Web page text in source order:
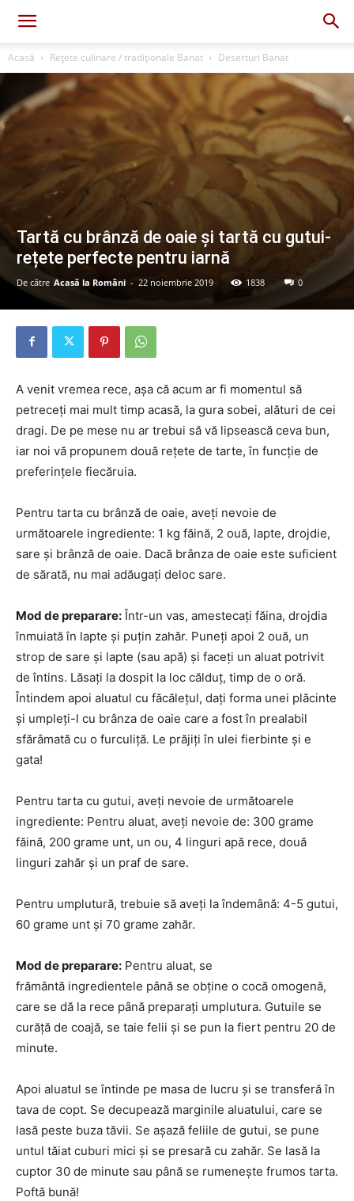
Acasă Rețete culinare / tradiționale Banat Deserturi Banat
Tartă cu brânză de oaie și tartă cu gutui-
rețete perfecte pentru iarnă
De către Acasă la Români - 22 noiembrie 2019 1838 0
A venit vremea rece, așa că acum ar fi momentul să
petreceți mai mult timp acasă, la gura sobei, alături de cei
dragi. De pe mese nu ar trebui să vă lipsească ceva bun,
iar noi vă propunem două rețete de tarte, în funcție de
preferințele fiecăruia.
Pentru tarta cu brânză de oaie, aveți nevoie de
următoarele ingrediente: 1 kg făină, 2 ouă, lapte, drojdie,
sare și brânză de oaie. Dacă brânza de oaie este suficient
de sărată, nu mai adăugați deloc sare.
Mod de preparare: Într-un vas, amestecați făina, drojdia
înmuiată în lapte și puțin zahăr. Puneți apoi 2 ouă, un
strop de sare și lapte (sau apă) și faceți un aluat potrivit
de întins. Lăsați la dospit la loc călduț, timp de o oră.
Întindem apoi aluatul cu făcălețul, dați forma unei plăcinte
și umpleți-l cu brânza de oaie care a fost în prealabil
sfărâmată cu o furculiță. Le prăjiți în ulei fierbinte și e
gata!
Pentru tarta cu gutui, aveți nevoie de următoarele
ingrediente: Pentru aluat, aveți nevoie de: 300 grame
făină, 200 grame unt, un ou, 4 linguri apă rece, două
linguri zahăr și un praf de sare.
Pentru umplutură, trebuie să aveți la îndemână: 4-5 gutui,
60 grame unt și 70 grame zahăr.
Mod de preparare: Pentru aluat, se
frământă ingredientele până se obține o cocă omogenă,
care se dă la rece până preparați umplutura. Gutuile se
curăță de coajă, se taie felii și se pun la fiert pentru 20 de
minute.
Apoi aluatul se întinde pe masa de lucru și se transferă în
tava de copt. Se decupează marginile aluatului, care se
lasă peste buza tăvii. Se așază feliile de gutui, se pune
untul tăiat cuburi mici și se presară cu zahăr. Se lasă la
cuptor 30 de minute sau până se rumenește frumos tarta.
Poftă bună!